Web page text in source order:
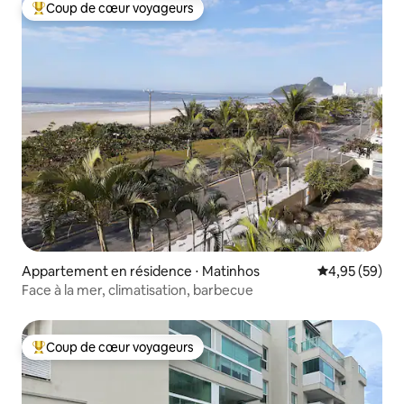
Coups de cœur voyageurs les plus appréciés
Coup de cœur voyageurs
Appartement en résidence ⋅ Matinhos Évaluation
4,95 (59)
Face à la mer, climatisation, barbecue
Coups de cœur voyageurs les plus appréciés
Coup de cœur voyageurs